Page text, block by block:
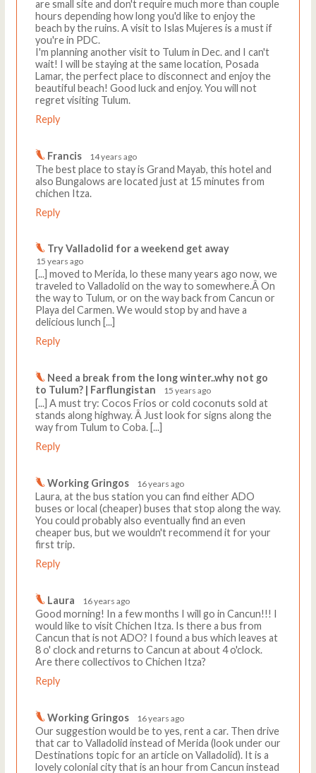
are small site and don't require much more than couple
hours depending how long you'd like to enjoy the
beach by the ruins. A visit to Islas Mujeres is a must if
you're in PDC.
I'm planning another visit to Tulum in Dec. and I can't
wait! I will be staying at the same location, Posada
Lamar, the perfect place to disconnect and enjoy the
beautiful beach! Good luck and enjoy. You will not
regret visiting Tulum.
Reply
Francis 14 years ago
The best place to stay is Grand Mayab, this hotel and
also Bungalows are located just at 15 minutes from
chichen Itza.
Reply
Try Valladolid for a weekend get away
15 years ago
[...] moved to Merida, lo these many years ago now, we
traveled to Valladolid on the way to somewhere.Â On
the way to Tulum, or on the way back from Cancun or
Playa del Carmen. We would stop by and have a
delicious lunch [...]
Reply
Need a break from the long winter..why not go
to Tulum? | Farflungistan
15 years ago
[...] A must try: Cocos Frios or cold coconuts sold at
stands along highway. Â Just look for signs along the
way from Tulum to Coba. [...]
Reply
Working Gringos 16 years ago
Laura, at the bus station you can find either ADO
buses or local (cheaper) buses that stop along the way.
You could probably also eventually find an even
cheaper bus, but we wouldn't recommend it for your
first trip.
Reply
Laura 16 years ago
Good morning! In a few months I will go in Cancun!!! I
would like to visit Chichen Itza. Is there a bus from
Cancun that is not ADO? I found a bus which leaves at
8 o' clock and returns to Cancun at about 4 o'clock.
Are there collectivos to Chichen Itza?
Reply
Working Gringos 16 years ago
Our suggestion would be to yes, rent a car. Then drive
that car to Valladolid instead of Merida (look under our
Destinations topic for an article on Valladolid). It is a
lovely colonial city that is an hour from Cancun instead